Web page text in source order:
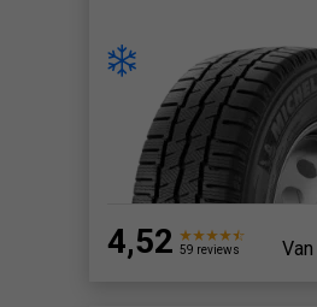
4,52 59 reviews Van